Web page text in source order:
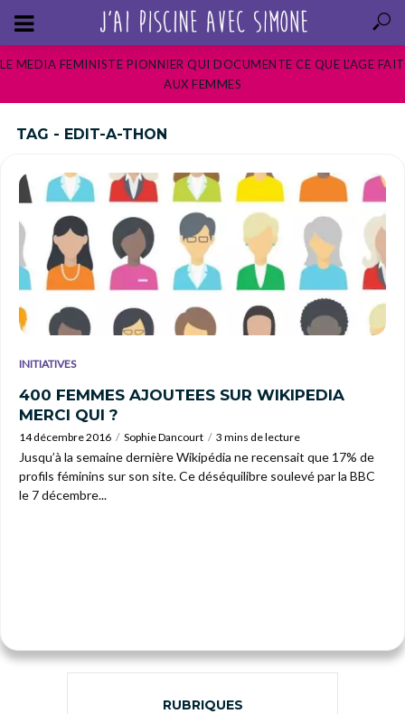
LE MEDIA FEMINISTE PIONNIER QUI DOCUMENTE CE QUE L’AGE FAIT
AUX FEMMES
TAG - EDIT-A-THON
INITIATIVES
400 FEMMES AJOUTEES SUR WIKIPEDIA
MERCI QUI ?
14 décembre 2016 Sophie Dancourt 3 mins de lecture
Jusqu’à la semaine dernière Wikipédia ne recensait que 17% de
profils féminins sur son site. Ce déséquilibre soulevé par la BBC
le 7 décembre...
RUBRIQUES